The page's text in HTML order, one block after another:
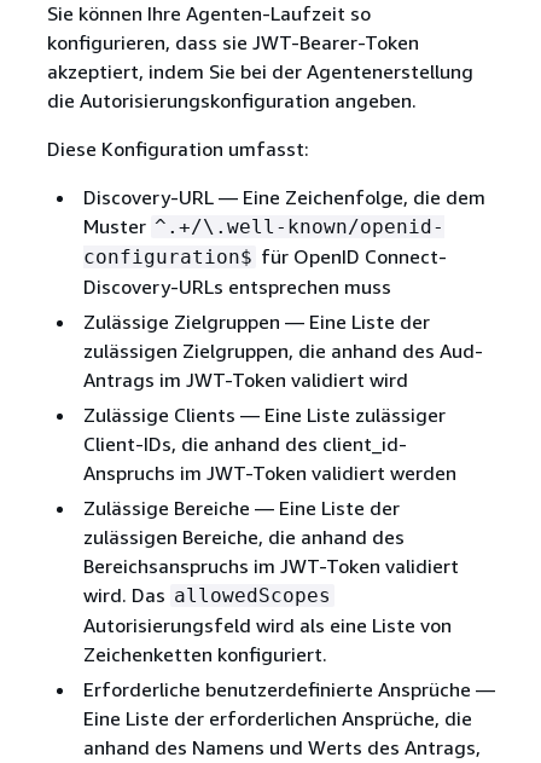
Sie können Ihre Agenten-Laufzeit so
konfigurieren, dass sie JWT-Bearer-Token
akzeptiert, indem Sie bei der Agentenerstellung
die Autorisierungskonfiguration angeben.
Diese Konfiguration umfasst:
Discovery-URL — Eine Zeichenfolge, die dem
Muster ^.+/\.well-known/openid-
configuration$ für OpenID Connect-
Discovery-URLs entsprechen muss
Zulässige Zielgruppen — Eine Liste der
zulässigen Zielgruppen, die anhand des Aud-
Antrags im JWT-Token validiert wird
Zulässige Clients — Eine Liste zulässiger
Client-IDs, die anhand des client_id-
Anspruchs im JWT-Token validiert werden
Zulässige Bereiche — Eine Liste der
zulässigen Bereiche, die anhand des
Bereichsanspruchs im JWT-Token validiert
wird. Das allowedScopes
Autorisierungsfeld wird als eine Liste von
Zeichenketten konfiguriert.
Erforderliche benutzerdefinierte Ansprüche —
Eine Liste der erforderlichen Ansprüche, die
anhand des Namens und Werts des Antrags,